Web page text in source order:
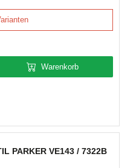
Warenkorb
PARKER VE143 / 7322B